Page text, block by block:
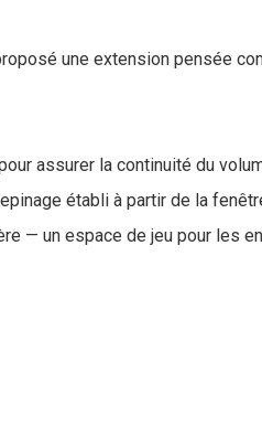
une extension pensée
assurer la continuité du
établi à partir de la
— un espace de jeu pour les